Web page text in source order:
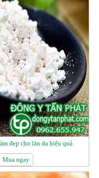
đẹp cho làn da hiệu quả
Mua ngay